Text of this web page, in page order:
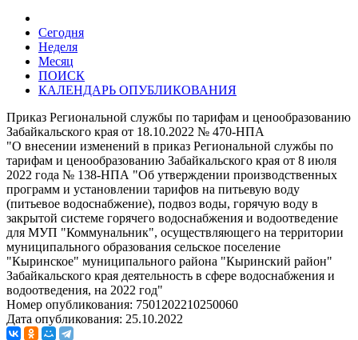
Сегодня
Неделя
Месяц
ПОИСК
КАЛЕНДАРЬ ОПУБЛИКОВАНИЯ
Приказ Региональной службы по тарифам и ценообразованию
Забайкальского края от 18.10.2022 № 470-НПА
"О внесении изменений в приказ Региональной службы по
тарифам и ценообразованию Забайкальского края от 8 июля
2022 года № 138-НПА "Об утверждении производственных
программ и установлении тарифов на питьевую воду
(питьевое водоснабжение), подвоз воды, горячую воду в
закрытой системе горячего водоснабжения и водоотведение
для МУП "Коммунальник", осуществляющего на территории
муниципального образования сельское поселение
"Кыринское" муниципального района "Кыринский район"
Забайкальского края деятельность в сфере водоснабжения и
водоотведения, на 2022 год"
Номер опубликования: 7501202210250060
Дата опубликования: 25.10.2022